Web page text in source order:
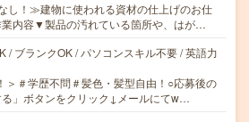
し！≫建物に使われる資材の仕上げのお仕
内容▼製品の汚れている箇所や、はが…
/ ブランクOK / パソコンスキル不要 / 英語力
＞＃学歴不問＃髪色・髪型自由！○応募後の
」ボタンをクリック↓メールにてw…